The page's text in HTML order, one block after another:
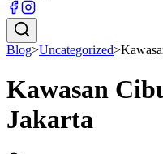
Blog>Uncategorized>
Kawasan
Jakarta